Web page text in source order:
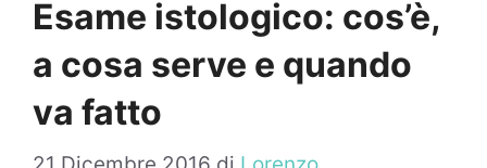
Esame istologico: cos’è,
a cosa serve e quando
va fatto